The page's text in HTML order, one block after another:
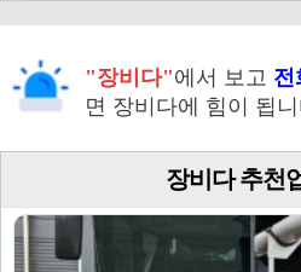
"장비다"에서 보고 전
면 장비다에 힘이 됩
장비다 추천